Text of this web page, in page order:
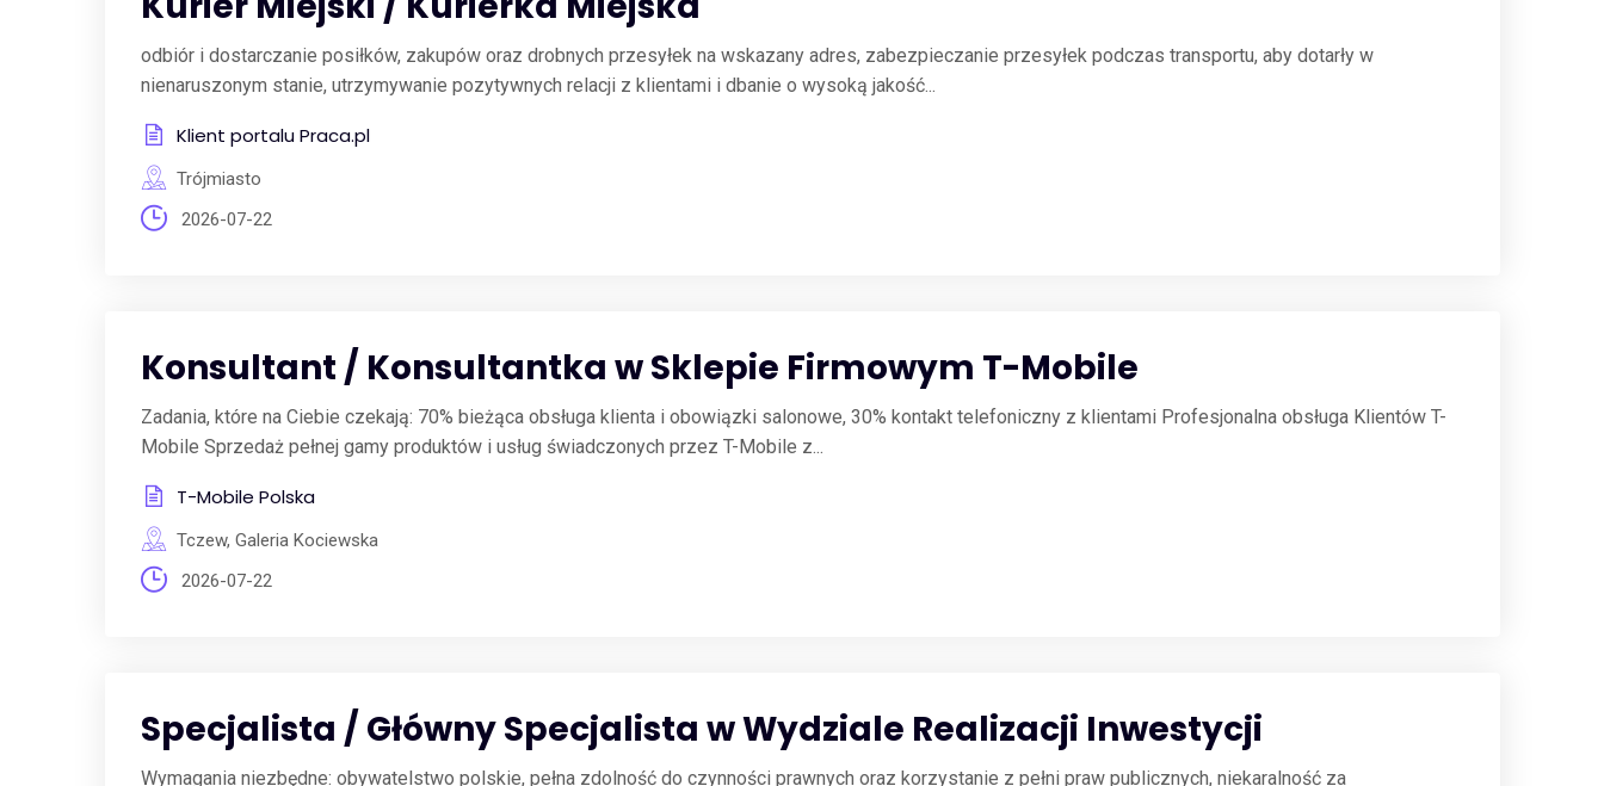
odbiór i dostarczanie posiłków, zakupów oraz drobnych przesyłek na wskazany adres, zabezpieczanie przesyłek podczas transportu, aby dotarły w
nienaruszonym stanie, utrzymywanie pozytywnych relacji z klientami i dbanie o wysoką jakość...
Klient portalu Praca.pl
Trójmiasto
2026-07-22
Konsultant / Konsultantka w Sklepie Firmowym T-Mobile
Zadania, które na Ciebie czekają: 70% bieżąca obsługa klienta i obowiązki salonowe, 30% kontakt telefoniczny z klientami Profesjonalna obsługa Klientów T-
Mobile Sprzedaż pełnej gamy produktów i usług świadczonych przez T-Mobile z...
T-Mobile Polska
Tczew, Galeria Kociewska
2026-07-22
Specjalista / Główny Specjalista w Wydziale Realizacji Inwestycji
Wymagania niezbędne: obywatelstwo polskie, pełna zdolność do czynności prawnych oraz korzystanie z pełni praw publicznych, niekaralność za